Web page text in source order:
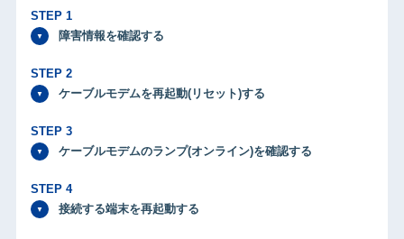
STEP 1
障害情報を確認する
STEP 2
ケーブルモデムを再起動(リセット)する
STEP 3
ケーブルモデムのランプ(オンライン)を確認する
STEP 4
接続する端末を再起動する